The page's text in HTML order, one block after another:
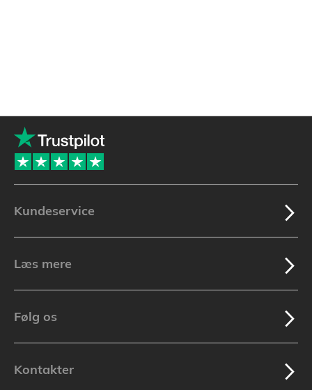
Kundeservice
Læs mere
Følg os
Kontakter